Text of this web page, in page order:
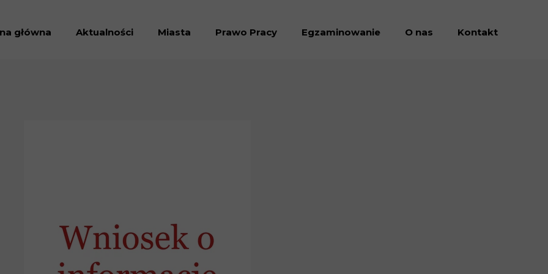
główna Aktualności Miasta Prawo Pracy Egzaminowanie O nas Kontakt